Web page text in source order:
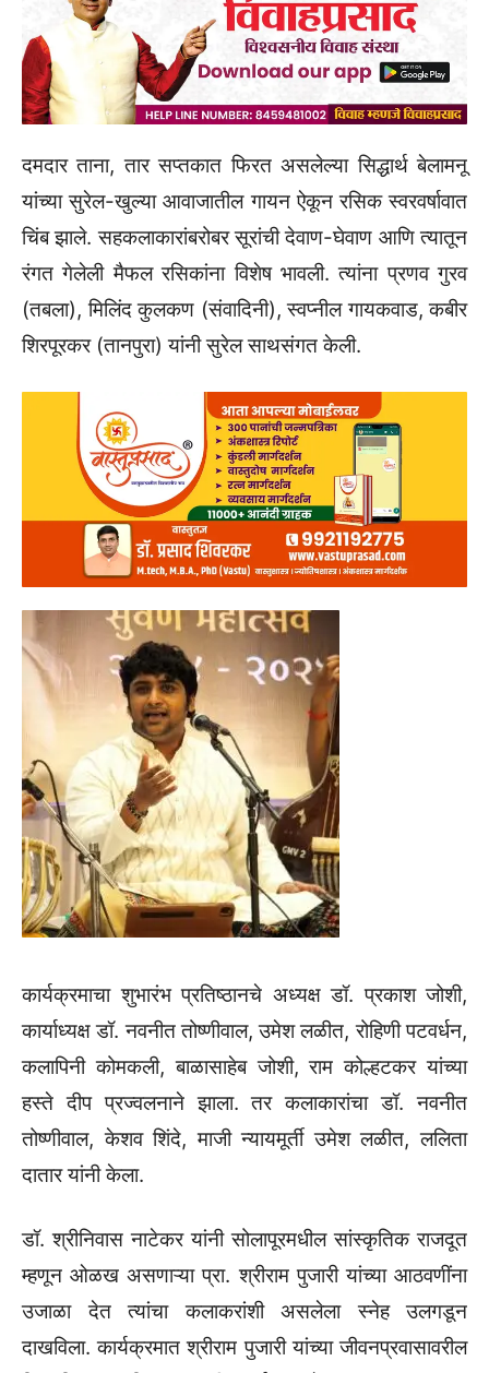
दमदार ताना, तार सप्तकात फिरत असलेल्या सिद्धार्थ बेलामनू
यांच्या सुरेल-खुल्या आवाजातील गायन ऐकून रसिक स्वरवर्षावात
चिंब झाले. सहकलाकारांबरोबर सूरांची देवाण-घेवाण आणि त्यातून
रंगत गेलेली मैफल रसिकांना विशेष भावली. त्यांना प्रणव गुरव
(तबला), मिलिंद कुलकण (संवादिनी), स्वप्नील गायकवाड, कबीर
शिरपूरकर (तानपुरा) यांनी सुरेल साथसंगत केली.
कार्यक्रमाचा शुभारंभ प्रतिष्ठानचे अध्यक्ष डॉ. प्रकाश जोशी,
कार्याध्यक्ष डॉ. नवनीत तोष्णीवाल, उमेश लळीत, रोहिणी पटवर्धन,
कलापिनी कोमकली, बाळासाहेब जोशी, राम कोल्हटकर यांच्या
हस्ते दीप प्रज्वलनाने झाला. तर कलाकारांचा डॉ. नवनीत
तोष्णीवाल, केशव शिंदे, माजी न्यायमूर्ती उमेश लळीत, ललिता
दातार यांनी केला.
डॉ. श्रीनिवास नाटेकर यांनी सोलापूरमधील सांस्कृतिक राजदूत
म्हणून ओळख असणाऱ्या प्रा. श्रीराम पुजारी यांच्या आठवणींना
उजाळा देत त्यांचा कलाकरांशी असलेला स्नेह उलगडून
दाखविला. कार्यक्रमात श्रीराम पुजारी यांच्या जीवनप्रवासावरील